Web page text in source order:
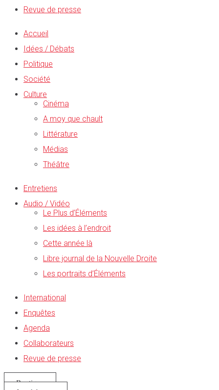
Revue de presse
Accueil
Idées / Débats
Politique
Société
Culture
Cinéma
A moy que chault
Littérature
Médias
Théâtre
Entretiens
Audio / Vidéo
Le Plus d’Éléments
Les idées à l’endroit
Cette année là
Libre journal de la Nouvelle Droite
Les portraits d’Éléments
International
Enquêtes
Agenda
Collaborateurs
Revue de presse
Boutique